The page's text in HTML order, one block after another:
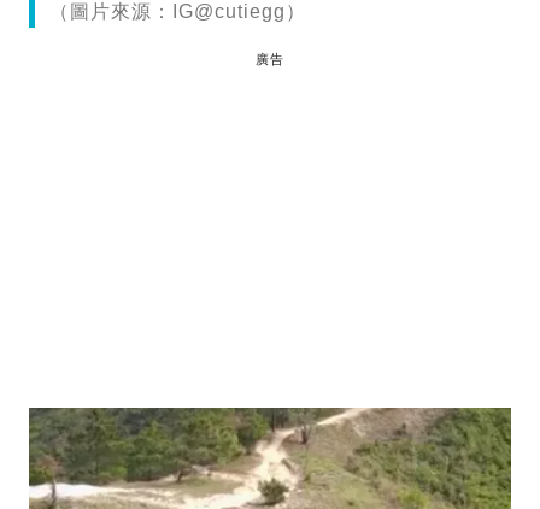
（圖片來源：IG@cutiegg）
廣告